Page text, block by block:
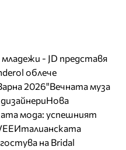
младежи - JD представя
облече
2026"Вечната муза
Нова
мода: успешният
Италианската
на Bridal